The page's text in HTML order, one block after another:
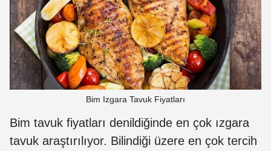
Bim Izgara Tavuk Fiyatları
Bim tavuk fiyatları denildiğinde en çok ızgara
tavuk araştırılıyor. Bilindiği üzere en çok tercih